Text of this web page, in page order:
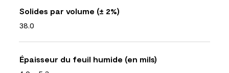
Solides par volume (± 2%)
38.0
Épaisseur du feuil humide (en mils)